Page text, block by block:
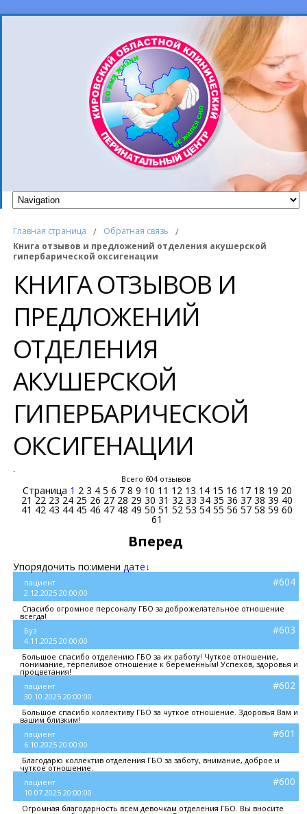
Главная страница / Обратная связь /
Книга отзывов и предложений отделения акушерской
гипербарической оксигенации
КНИГА ОТЗЫВОВ И
ПРЕДЛОЖЕНИЙ
ОТДЕЛЕНИЯ
АКУШЕРСКОЙ
ГИПЕРБАРИЧЕСКОЙ
ОКСИГЕНАЦИИ
-
Всего 604 отзывов
Страница 1 2 3 4 5 6 7 8 9 10 11 12 13 14 15 16 17 18 19 20
21 22 23 24 25 26 27 28 29 30 31 32 33 34 35 36 37 38 39 40
41 42 43 44 45 46 47 48 49 50 51 52 53 54 55 56 57 58 59 60
61
Вперед
Упорядочить по:имени дате↓
пациент
2.12.2025 20:00:00
#604
Спасибо огромное персоналу ГБО за доброжелательное отношение
всегда!
Буз
4.11.2025 20:00:00
#603
Большое спасибо отделению ГБО за их работу! Чуткое отношение,
понимание, терпеливое отношение к беременным! Успехов, здоровья и
процветания!
пациент
30.10.2025 20:00:00
#602
Большое спасибо коллективу ГБО за чуткое отношение. Здоровья Вам и
вашим близким!
пациент
6.10.2025 20:00:00
#601
Благодарю коллектив отделения ГБО за заботу, внимание, доброе и
чуткое отношение.
пациент
10.07.2025 20:00:00
#600
Огромная благодарность всем девочкам отделения ГБО. Вы вносите